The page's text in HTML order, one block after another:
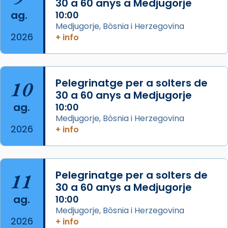
Photo
View on Facebook ·
de Barcelona.
Aquest dilluns, 27 de juliol, ha tingut lloc la
missa d’acció de gràcies en agraïment al
comitè organitzador de la visita apostòlica
del Sant Pare Lleó XIV a Barcelona, i als
col·laboradors, a la Catedral de Barcelona.
L’arquebisbe de Barcelona, el cardenal Joan
Josep Omella, ha presidit la missa i l’ha
concelebrat el bisbe auxiliar de Barcelona,
Mons. David Abadías.
📸 Dr. G. Simón
Photo
ag.
2026
30 a 60 anys a Medjugorje
10:00
Medjugorje, Bòsnia i Herzegovina
+ info
10
ag.
2026
Pelegrinatge per a solters de
30 a 60 anys a Medjugorje
10:00
Medjugorje, Bòsnia i Herzegovina
+ info
11
ag.
2026
Pelegrinatge per a solters de
30 a 60 anys a Medjugorje
10:00
Medjugorje, Bòsnia i Herzegovina
+ info